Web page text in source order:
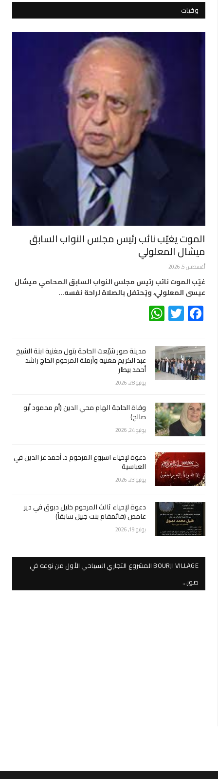
وفيات
الموت يغيّب نائب رئيس مجلس النواب السابق
ميشال المعلولي
أغسطس 5, 2026
غيّب الموت نائب رئيس مجلس النواب السابق المحامي ميشال
عيسى المعلولي، ويُحتفل بالصلاة لراحة نفسه…
Facebook
Twitter
مدينة صور شيّعت الحاجة بتول مغنية ابنة الشيخ
عبد الكريم مغنية وأرملة المرحوم الحاج راشد
أحمد بيطار
يوليو 28, 2026
وفاة الحاجة الهام محي الدين (أم محمود أبو
صالح)
يوليو 24, 2026
دعوة لإحياء اسبوع المرحوم د. أحمد عز الدين في
العباسية
يوليو 23, 2026
دعوة لإحياء ثالث المرحوم خليل دبوق في دير
عامص (قائمقام بنت جبيل سابقاً)
يوليو 19, 2026
BOURJI VILLAGE المشروع التجاري السياحي الأول من نوعه في
صور…